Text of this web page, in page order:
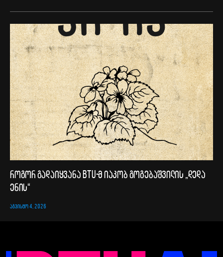
როგორ გადაიყვანა BTU-მ იაკობ გოგებაშვილის „დედა
ენის“
ᲐᲒᲕᲘᲡᲢᲝ 4, 2026